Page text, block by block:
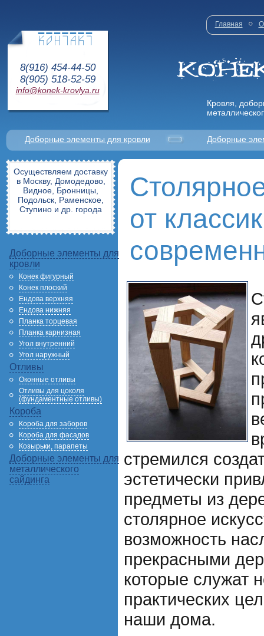
8(916) 454-44-50
8(905) 518-52-59
info@konek-krovlya.ru
Главная О
Кровля,
Доборные элементы для кровли Доборные
Осуществляем доставку
в Москву, Домодедово,
Видное, Бронницы,
Подольск, Раменское,
Ступино и др. города
Доборные элементы для
кровли
Конек фигурный
Конек плоский
Ендова верхняя
Ендова нижняя
Планка торцевая
Планка карнизная
Угол внутренний
Угол наружный
Отливы
Оконные отливы
Отливы для цоколя
(фундаментные отливы)
Короба
Короба для заборов
Короба для фасадов
Козырьки, парапеты
Доборные элементы для
металлического
сайдинга
от
стремился
эстетически
предметы из
столярное
возможность
прекрасными
которые служат
практических
наши дома.